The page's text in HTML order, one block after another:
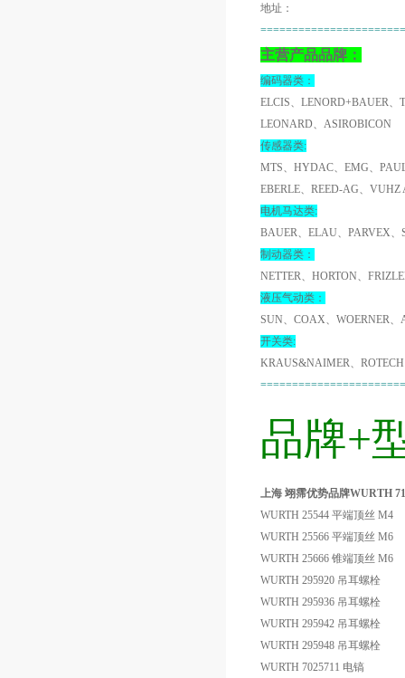
地址：
主营产品品牌：
编码器类：
ELCIS、LENORD+BAUER
LEONARD、ASIROBICON
传感器类:
MTS、HYDAC、EMG、
EBERLE、REED-AG、
电机马达类:
BAUER、ELAU、PARVEX
制动器类：
NETTER、HORTON、
液压气动类：
SUN、COAX、WOERNER
开关类:
KRAUS&NAIMER、
品牌+
上海 翊霈优势品牌WURTH
WURTH 25544 平端顶丝 M4
WURTH 25566 平端顶丝 M6
WURTH 25666 锥端顶丝 M6
WURTH 295920 吊耳螺栓
WURTH 295936 吊耳螺栓
WURTH 295942 吊耳螺栓
WURTH 295948 吊耳螺栓
WURTH 7025711 电镐